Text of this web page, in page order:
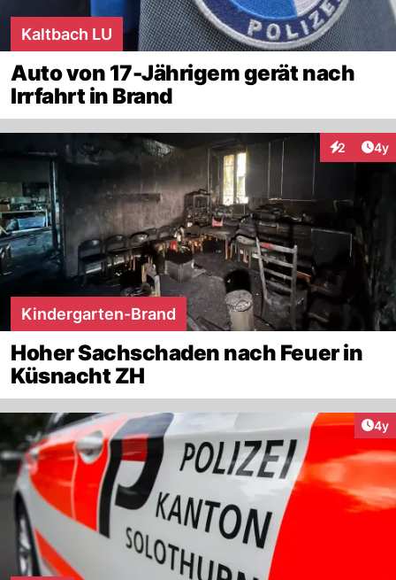
Kaltbach LU
Auto von 17-Jährigem gerät nach
Irrfahrt in Brand
2 4y
Kindergarten-Brand
Hoher Sachschaden nach Feuer in
Küsnacht ZH
4y